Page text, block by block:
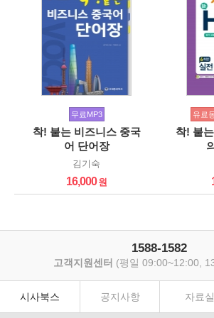
무료MP3
착! 붙는 비즈니스 중국
어 단어장
김기숙
16,000
유료
착! 붙
1588-1582
고객지원센터 (평일 09:00~12:00,
시사북스 공지사항 자료실